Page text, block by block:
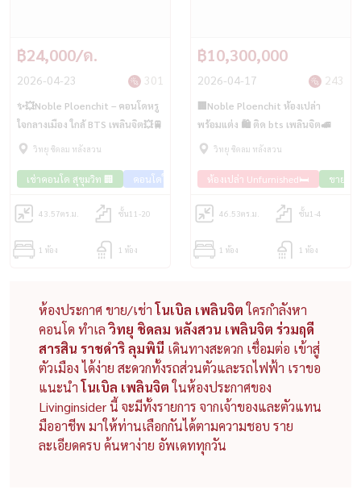
฿24,000/ด.
2026-04-23 301
✨💥Noble Ploenchit – คอนโดหรู
ใจกลางเมือง ใกล้ BTS เพลินจิต💥🚆
วิทยุ ชิดลม หลังสวน
เช่าคอนโด สุขุมวิท 🏢 คอนโดใกล้รถไฟฟ้า🚈
43.57ตร.ม. ชั้น11-20
1 ห้อง 1 ห้อง
฿10,300,000
2026-04-17 243
🏢Noble Ploenchit ห้องเปล่า
พร้อมแต่ง 🛍️ ติด bts เพลินจิต🚅
วิทยุ ชิดลม หลังสวน
ห้องเปล่า Unfurnished🛏️ ขายคอ
46.53ตร.ม. ชั้น1-4
1 ห้อง 1 ห้อง
ห้องประกาศ ขาย/เช่าโนเบิล เพลินจิตใครกำลังหา
คอนโด ทำเลวิทยุ ชิดลม หลังสวน เพลินจิต ร่วมฤดี
สารสิน ราชดำริ ลุมพินี เดินทางสะดวก เชื่อมต่อ เข้าสู่
ตัวเมือง ได้ง่าย สะดวกทั้งรถส่วนตัวและรถไฟฟ้า เราขอ
แนะนำโนเบิล เพลินจิตในห้องประกาศของ
Livinginsider นี้ จะมีทั้งรายการ จากเจ้าของและตัวแทน
มืออาชีพ มาให้ท่านเลือกกันได้ตามความชอบ ราย
ละเอียดครบ ค้นหาง่าย อัพเดททุกวัน